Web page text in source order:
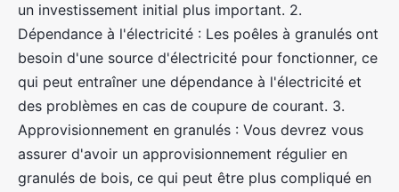
un investissement initial plus important. 2.
Dépendance à l'électricité : Les poêles à granulés ont
besoin d'une source d'électricité pour fonctionner, ce
qui peut entraîner une dépendance à l'électricité et
des problèmes en cas de coupure de courant. 3.
Approvisionnement en granulés : Vous devrez vous
assurer d'avoir un approvisionnement régulier en
granulés de bois, ce qui peut être plus compliqué en